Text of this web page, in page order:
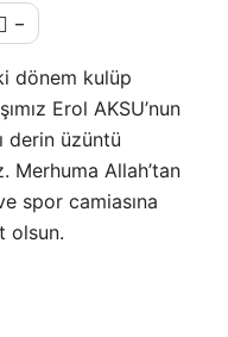
-
dönem kulüp
Erol AKSU’nun
derin üzüntü
Merhuma Allah’tan
spor camiasına
olsun.